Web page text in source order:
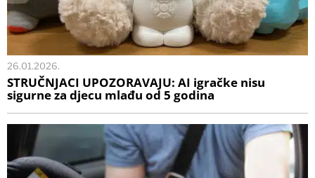
26.01.2026.
STRUČNJACI UPOZORAVAJU: AI igračke nisu
sigurne za djecu mlađu od 5 godina